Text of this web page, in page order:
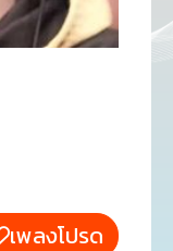
เพลงโปรด